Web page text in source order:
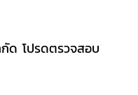
ด โปรดตรวจสอบ